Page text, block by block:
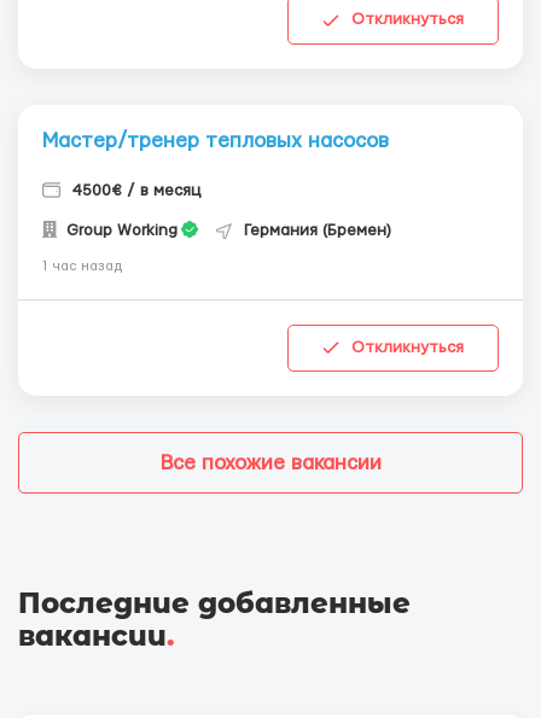
Откликнуться
Мастер/тренер тепловых насосов
4500€ / в месяц
Group Working Германия (Бремен)
1 час назад
Откликнуться
Все похожие вакансии
Последние добавленные
вакансии.